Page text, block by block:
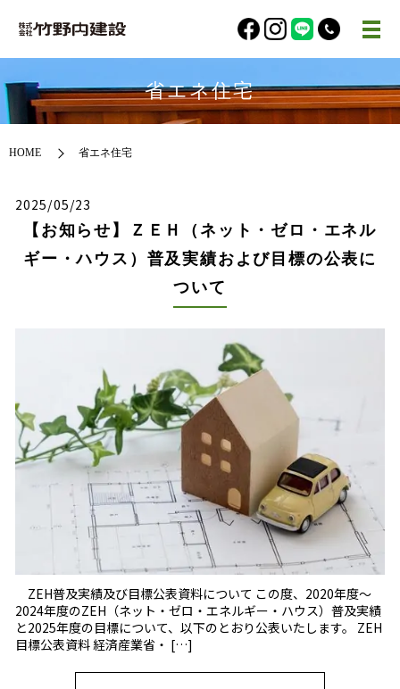
省エネ住宅
HOME 省エネ住宅
2025/05/23
【お知らせ】ＺＥＨ（ネット・ゼロ・エネル
ギー・ハウス）普及実績および目標の公表に
ついて
ZEH普及実績及び目標公表資料について この度、2020年度～
2024年度のZEH（ネット・ゼロ・エネルギー・ハウス）普及実績
と2025年度の目標について、以下のとおり公表いたします。 ZEH
目標公表資料 経済産業省・ […]